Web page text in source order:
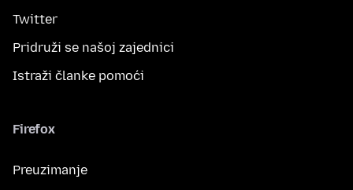
Twitter
Pridruži se našoj zajednici
Istraži članke pomoći
Firefox
Preuzimanje